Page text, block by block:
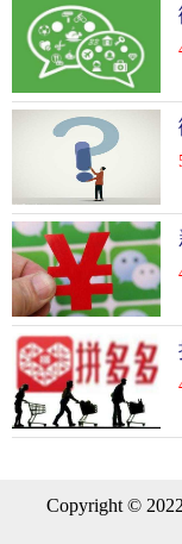
Copyright ©